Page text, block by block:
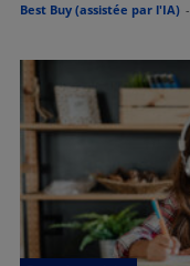
Best Buy (assistée par l'IA) -